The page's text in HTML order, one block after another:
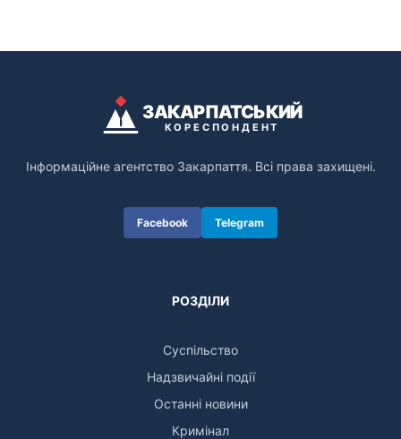
ЗАКАРПАТСЬКИЙ
КОРЕСПОНДЕНТ
Інформаційне агентство Закарпаття. Всі права захищені.
Facebook Telegram
РОЗДІЛИ
Суспільство
Надзвичайні події
Останні новини
Кримінал